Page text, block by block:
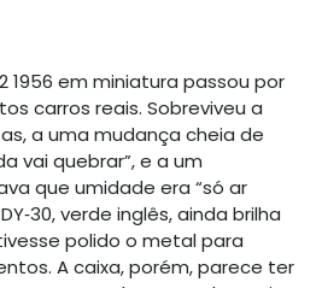
1956 em miniatura passou por
carros reais. Sobreviveu a
a uma mudança cheia de
vai quebrar”, e a um
que umidade era “só ar
verde inglês, ainda brilha
polido o metal para
A caixa, porém, parece ter